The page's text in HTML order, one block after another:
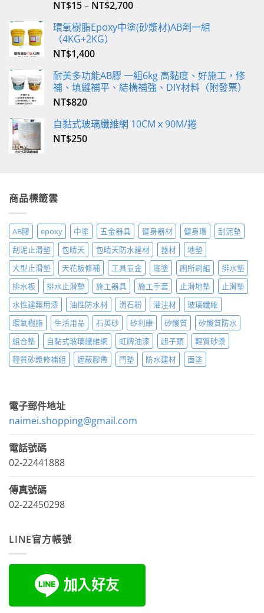
評分5.00
NT$15– NT$2,700
環氧樹脂Epoxy中塗(砂漿材)AB劑一組
（4KG+2KG）
NT$1,400
耐美多功能AB膠 一組6kg 高黏度、好施工，修
補、填縫補平、結構補強、DIY材料（附發票）
NT$820
自黏式玻璃纖維網 10CMｘ90M/捲
NT$250
商品標籤雲
AB膠 epoxy 中塗 五金器具 健身器材 健身環
刮泥墊
刮泥止滑墊
包晴天 包晴天防水建材 器材
地墊
大型止滑墊
天花板修補 工具五金 底塗 廁所刷組
排水墊
排水板
排水止滑墊 施工器具 施工手套 止滑地墊
止滑墊
水性建築用漆
油性防水材 滑石粉 灌注材
玻璃纖維
環氧樹脂
生活用品 石英砂 矽利康 矽酸質
矽酸質防水
組合墊
自黏式玻璃纖維網 虹牌油漆 起子頭
輕質砂漿
輕質砂漿修補組
遮蔽膠帶 門墊 防水建材 面塗
電子郵件地址
naimei.shopping@gmail.com
電話號碼
02-22441888
傳真號碼
02-22450298
LINE官方帳號